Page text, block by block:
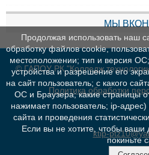
МЫ
© ГАПОУ РК "Колледж
Политика обработки
ktip-
Продолжая использовать наш
обработку файлов cookie,
местоположении; тип и версия
устройства и разрешение его
на сайт пользователь; с какого
ОС и Браузера; какие страницы
нажимает пользователь; ip-
сайта и проведения
Если вы не хотите, чтобы
покиньте